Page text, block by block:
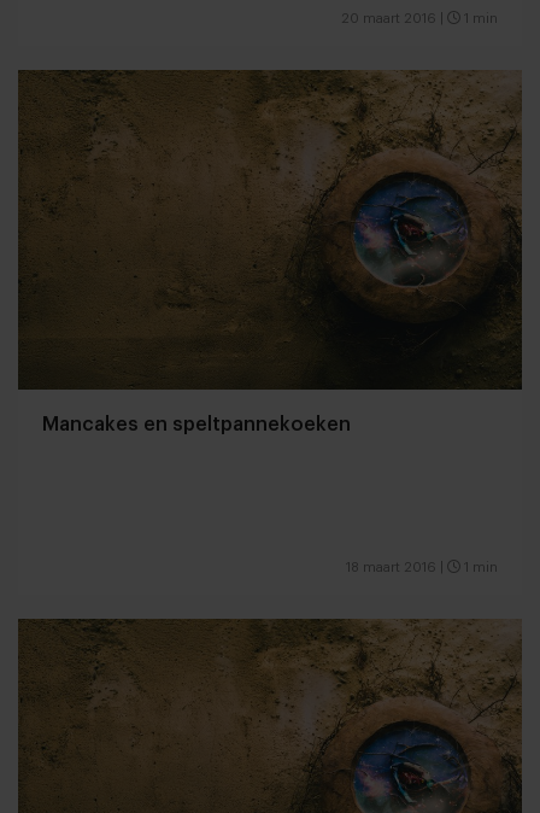
20 maart 2016 1 min
Mancakes en speltpannekoeken
18 maart 2016 1 min